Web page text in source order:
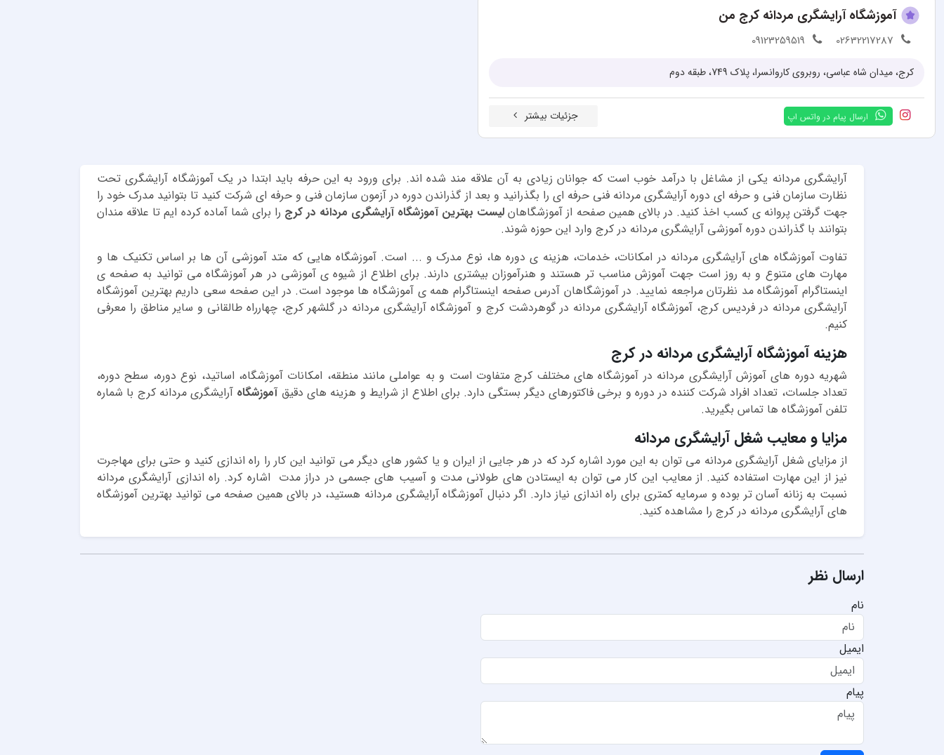
آموزشگاه آرایشگری مردانه کرج من
02632217287
09123259519
کرج، میدان شاه عباسی، روبروی کاروانسرا، پلاک 749، طبقه دوم
ارسال پیام در واتس اپ جزئیات بیشتر
آرایشگری مردانه یکی از مشاغل با درآمد خوب است که جوانان زیادی به آن علاقه مند شده اند. برای ورود به این حرفه باید ابتدا در یک آموزشگاه آرایشگری تحت
نظارت سازمان فنی و حرفه ای دوره آرایشگری مردانه فنی حرفه ای را بگذرانید و بعد از گذراندن دوره در آزمون سازمان فنی و حرفه ای شرکت کنید تا بتوانید مدرک خود را
جهت گرفتن پروانه ی کسب اخذ کنید. در بالای همین صفحه از آموزشگاهان لیست بهترین آموزشگاه آرایشگری مردانه در کرج را برای شما آماده کرده ایم تا علاقه مندان
بتوانند با گذراندن دوره آموزشی آرایشگری مردانه در کرج وارد این حوزه شوند.
تفاوت آموزشگاه های آرایشگری مردانه در امکانات، خدمات، هزینه ی دوره ها، نوع مدرک و ... است. آموزشگاه هایی که متد آموزشی آن ها بر اساس تکنیک ­ها و
مهارت­ های متنوع و به روز است جهت آموزش مناسب تر هستند و هنرآموزان بیشتری دارند. برای اطلاع از شیوه ی آموزشی در هر آموزشگاه می توانید به صفحه ی
اینستاگرام آموزشگاه مد نظرتان مراجعه نمایید. در آموزشگاهان آدرس صفحه اینستاگرام همه ی آموزشگاه ها موجود است. در این صفحه سعی داریم بهترین آموزشگاه
آرایشگری مردانه در فردیس کرج، آموزشگاه آرایشگری مردانه در گوهردشت کرج و آموزشگاه آرایشگری مردانه در گلشهر کرج، چهارراه طالقانی و سایر مناطق را معرفی
کنیم.
هزینه آموزشگاه آرایشگری مردانه در کرج
شهریه دوره های آموزش آرایشگری مردانه در آموزشگاه های مختلف کرج متفاوت است و به عواملی مانند منطقه، امکانات آموزشگاه، اساتید، نوع دوره، سطح دوره،
تعداد جلسات، تعداد افراد شرکت کننده در دوره و برخی فاکتورهای دیگر بستگی دارد. برای اطلاع از شرایط و هزینه های دقیق آموزشگاه آرایشگری مردانه کرج با شماره
تلفن آموزشگاه ها تماس بگیرید.
مزایا و معایب شغل آرایشگری مردانه
از مزایای شغل آرایشگری مردانه می توان به این مورد اشاره کرد که در هر جایی از ایران و یا کشور های دیگر می توانید این کار را راه اندازی کنید و حتی برای مهاجرت
نیز از این مهارت استفاده کنید. از معایب این کار می توان به ایستادن های طولانی مدت و آسیب های جسمی در دراز مدت اشاره کرد. راه اندازی آرایشگری مردانه
نسبت به زنانه آسان تر بوده و سرمایه کمتری برای راه اندازی نیاز دارد. اگر دنبال آموزشگاه آرایشگری مردانه هستید، در بالای همین صفحه می توانید بهترین آموزشگاه
های آرایشگری مردانه در کرج را مشاهده کنید.
ارسال نظر
نام
ایمیل
پیام